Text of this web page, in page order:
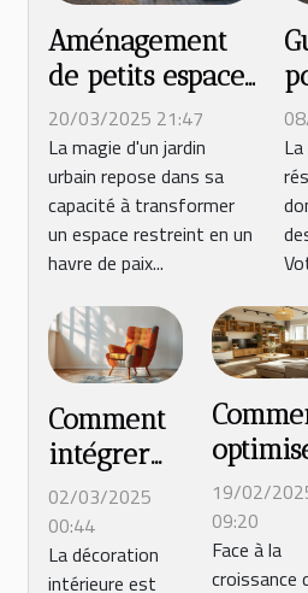
Aménagement
de petits espaces
extérieurs
astuces et
conseils pour
maximiser votre
jardin urbain
20/03/2025 21:47
La magie d'un jardin
urbain repose dans sa
capacité à transformer
un espace restreint en un
havre de paix...
Comment
intégrer
des
meubles
vintage
02/03/2025
00:44
La décoration
intérieure est
l'espace
dans les
petits
19/02/
09:20
Face à la
croissance